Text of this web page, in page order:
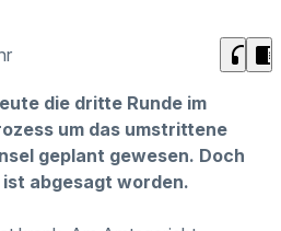
headphones chrome_reader_mode
die dritte Runde im
um das umstrittene
geplant gewesen. Doch
abgesagt worden.